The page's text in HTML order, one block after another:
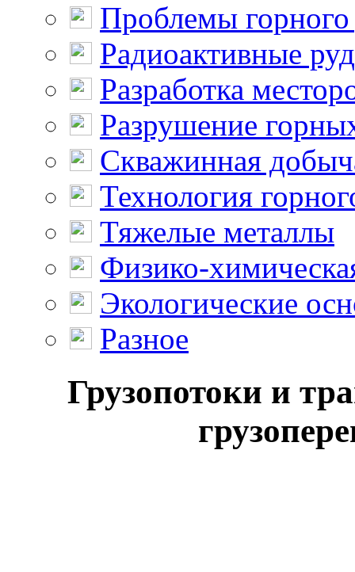
Проблемы горного
Радиоактивные
Разработка
Разрушение
Скважинная
Технология
Тяжелые металлы
Физико-
Экологические
Разное
Грузопотоки и